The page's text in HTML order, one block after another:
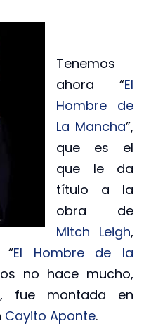
Tenemos
ahora “El
Hombre de
La Mancha”,
que es el
que le da
título a la
obra de
Mitch Leigh,
“El Hombre de la
no hace mucho,
fue montada en
Cayito Aponte.